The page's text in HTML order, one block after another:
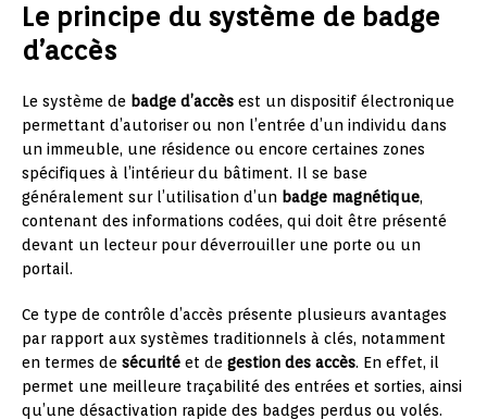
Le principe du système de badge
d’accès
Le système de badge d’accès est un dispositif électronique
permettant d’autoriser ou non l’entrée d’un individu dans
un immeuble, une résidence ou encore certaines zones
spécifiques à l’intérieur du bâtiment. Il se base
généralement sur l’utilisation d’un badge magnétique,
contenant des informations codées, qui doit être présenté
devant un lecteur pour déverrouiller une porte ou un
portail.
Ce type de contrôle d’accès présente plusieurs avantages
par rapport aux systèmes traditionnels à clés, notamment
en termes de sécurité et de gestion des accès. En effet, il
permet une meilleure traçabilité des entrées et sorties, ainsi
qu’une désactivation rapide des badges perdus ou volés.